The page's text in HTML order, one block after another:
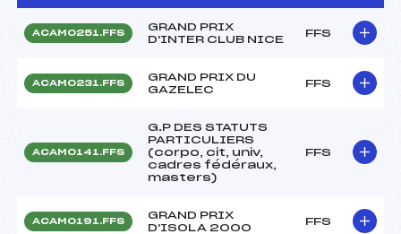
ACAM0251.FFS
GRAND PRIX
D'INTER CLUB NICE
FFS
ACAM0231.FFS
GRAND PRIX DU
GAZELEC
FFS
ACAM0141.FFS
G.P DES STATUTS
PARTICULIERS
(corpo, cit, univ,
cadres fédéraux,
masters)
FFS
ACAM0191.FFS
GRAND PRIX
D'ISOLA 2000
FFS